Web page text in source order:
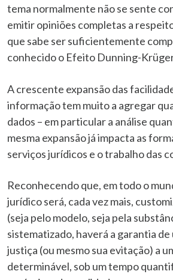
tema normalmente não se sente
emitir opiniões completas a
que sabe ser suficientemente
conhecido o Efeito Dunning-
A crescente expansão das
informação tem muito a agregar
dados – em particular a análise
mesma expansão já impacta as
serviços jurídicos e o trabalho das
Reconhecendo que, em todo o
jurídico será, cada vez mais,
(seja pelo modelo, seja pela
sistematizado, haverá a garantia de
justiça (ou mesmo sua evitação) a
determinável, sob um tempo